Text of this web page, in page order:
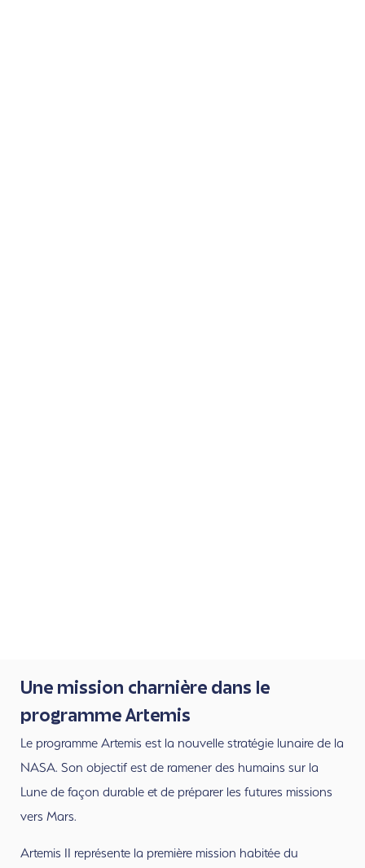
Une mission charnière dans le
programme Artemis
Le programme Artemis est la nouvelle stratégie lunaire de la
NASA. Son objectif est de ramener des humains sur la
Lune de façon durable et de préparer les futures missions
vers Mars.
Artemis II représente la première mission habitée du